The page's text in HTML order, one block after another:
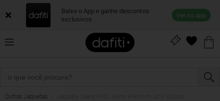
Baixe o App e ganhe descontos
exclusivos
Ver no app
Outras Jaquetas